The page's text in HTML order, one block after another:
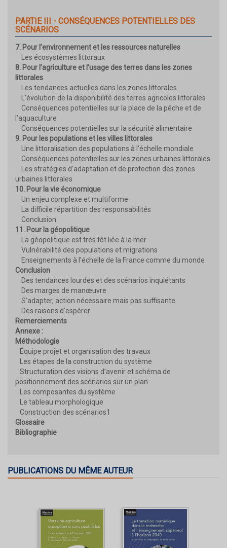
PARTIE III - CONSÉQUENCES POTENTIELLES DES
SCÉNARIOS
7. Pour l’environnement et les ressources naturelles
Les écosystèmes littoraux
8. Pour l’agriculture et l’usage des terres dans les zones
littorales
Les tendances actuelles dans les zones littorales
L’évolution de la disponibilité des terres agricoles littorales
Conséquences potentielles sur la place de la pêche et de
l’aquaculture
Conséquences potentielles sur la sécurité alimentaire
9. Pour les populations et les villes littorales
Une littoralisation des populations à l’échelle mondiale
Conséquences potentielles sur les zones urbaines littorales
Les stratégies d’adaptation et de protection des zones
urbaines littorales
10. Pour la vie économique
Un enjeu complexe et multiforme
La difficile répartition des responsabilités
Conclusion
11. Pour la géopolitique
La géopolitique est très tôt liée à la mer
Vulnérabilité des populations et migrations
Enseignements à l’échelle de la France comme du monde
Conclusion
Des tendances lourdes et des scénarios inquiétants
Des marges de manœuvre
S’adapter, action nécessaire mais pas suffisante
Des raisons d’espérer
Remerciements
Annexe :
Méthodologie
Équipe projet et organisation des travaux
Les étapes de la construction du système
Structuration des visions d’avenir et schéma de
positionnement des scénarios sur un plan
Les composantes du système
Le tableau morphologique
Construction des scénarios1
Glossaire
Bibliographie
PUBLICATIONS DU MÊME AUTEUR